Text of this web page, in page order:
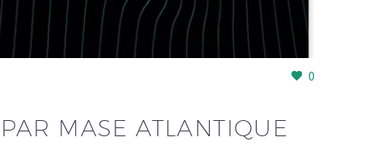
0
MASE ATLANTIQUE